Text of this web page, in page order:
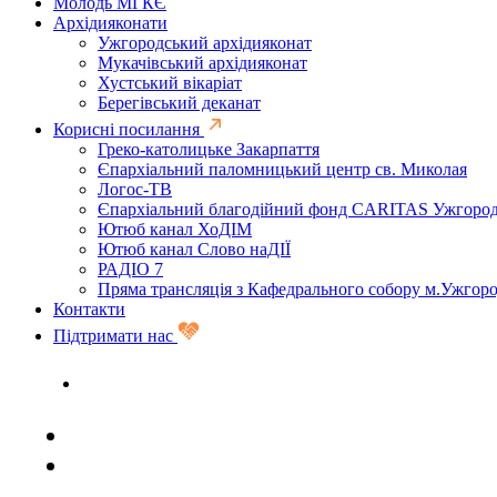
Архідияконати
Ужгородський архідияконат
Мукачівський архідияконат
Хустський вікаріат
Берегівський деканат
Корисні посилання
Греко-католицьке Закарпаття
Єпархіальний паломницький центр св. Миколая
Логос-ТВ
Єпархіальний благодійний фонд CARITAS
Ютюб канал ХоДІМ
Ютюб канал Слово наДІЇ
РАДІО 7
Пряма трансляція з Кафедрального собору
Контакти
Підтримати нас